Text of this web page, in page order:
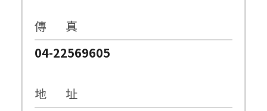
傳 真
04-22569605
地 址